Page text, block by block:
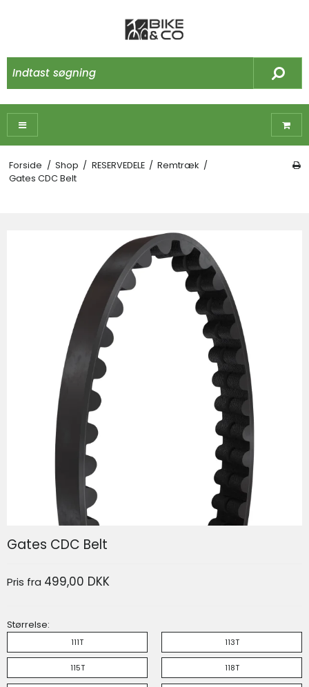
Forside / Shop / RESERVEDELE / Remtræk /
Gates CDC Belt
Måske kunne nogle af disse produkter have
din interesse?
SP Connect Phone Case SPC+ Iphone 17
På lager
VIS PRODUKT KØB
Gates CDC Belt
Pris fra 499,00 DKK
Størrelse:
111T 113T
115T 118T